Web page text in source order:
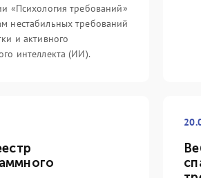
«Психология требований»
нестабильных требований
и активного
интеллекта (ИИ).